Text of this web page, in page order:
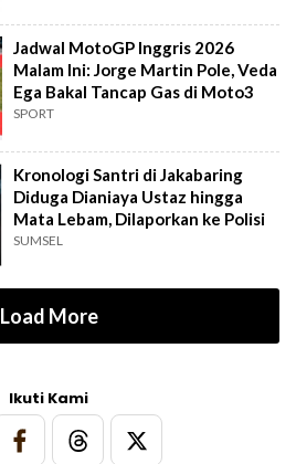
Jadwal MotoGP Inggris 2026
Malam Ini: Jorge Martin Pole, Veda
Ega Bakal Tancap Gas di Moto3
SPORT
Kronologi Santri di Jakabaring
Diduga Dianiaya Ustaz hingga
Mata Lebam, Dilaporkan ke Polisi
SUMSEL
Load More
Ikuti Kami